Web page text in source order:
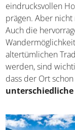
eindrucksvollen
prägen. Aber
Auch die
altertümlichen
werden, sind
dass der Ort